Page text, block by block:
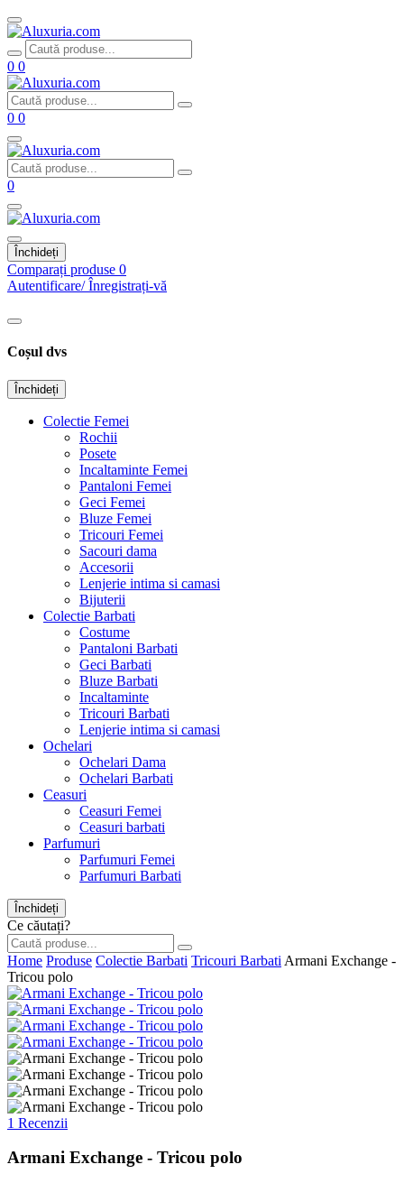
0 0
0 0
0
Închideți
Comparați produse 0
Autentificare/ Înregistrați-vă
Coșul dvs
Închideți
Colectie Femei
Rochii
Posete
Incaltaminte Femei
Pantaloni Femei
Geci Femei
Bluze Femei
Tricouri Femei
Sacouri dama
Accesorii
Lenjerie intima si camasi
Bijuterii
Colectie Barbati
Costume
Pantaloni Barbati
Geci Barbati
Bluze Barbati
Incaltaminte
Tricouri Barbati
Lenjerie intima si camasi
Ochelari
Ochelari Dama
Ochelari Barbati
Ceasuri
Ceasuri Femei
Ceasuri barbati
Parfumuri
Parfumuri Femei
Parfumuri Barbati
Închideți
Ce căutați?
Home Produse Colectie Barbati Tricouri Barbati Armani Exchange -
Tricou polo
1 Recenzii
Armani Exchange - Tricou polo